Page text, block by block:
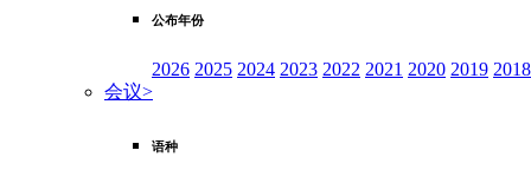
公布年份
2026 2025 2024 2023 2022 2021 2020 2019 2018
会议>
语种